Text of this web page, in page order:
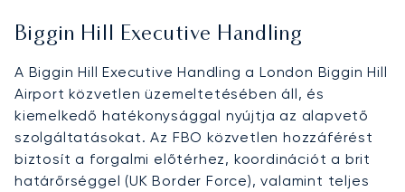
Biggin Hill Executive Handling
A Biggin Hill Executive Handling a London Biggin Hill
Airport közvetlen üzemeltetésében áll, és
kiemelkedő hatékonysággal nyújtja az alapvető
szolgáltatásokat. Az FBO közvetlen hozzáférést
biztosít a forgalmi előtérhez, koordinációt a brit
határőrséggel (UK Border Force), valamint teljes